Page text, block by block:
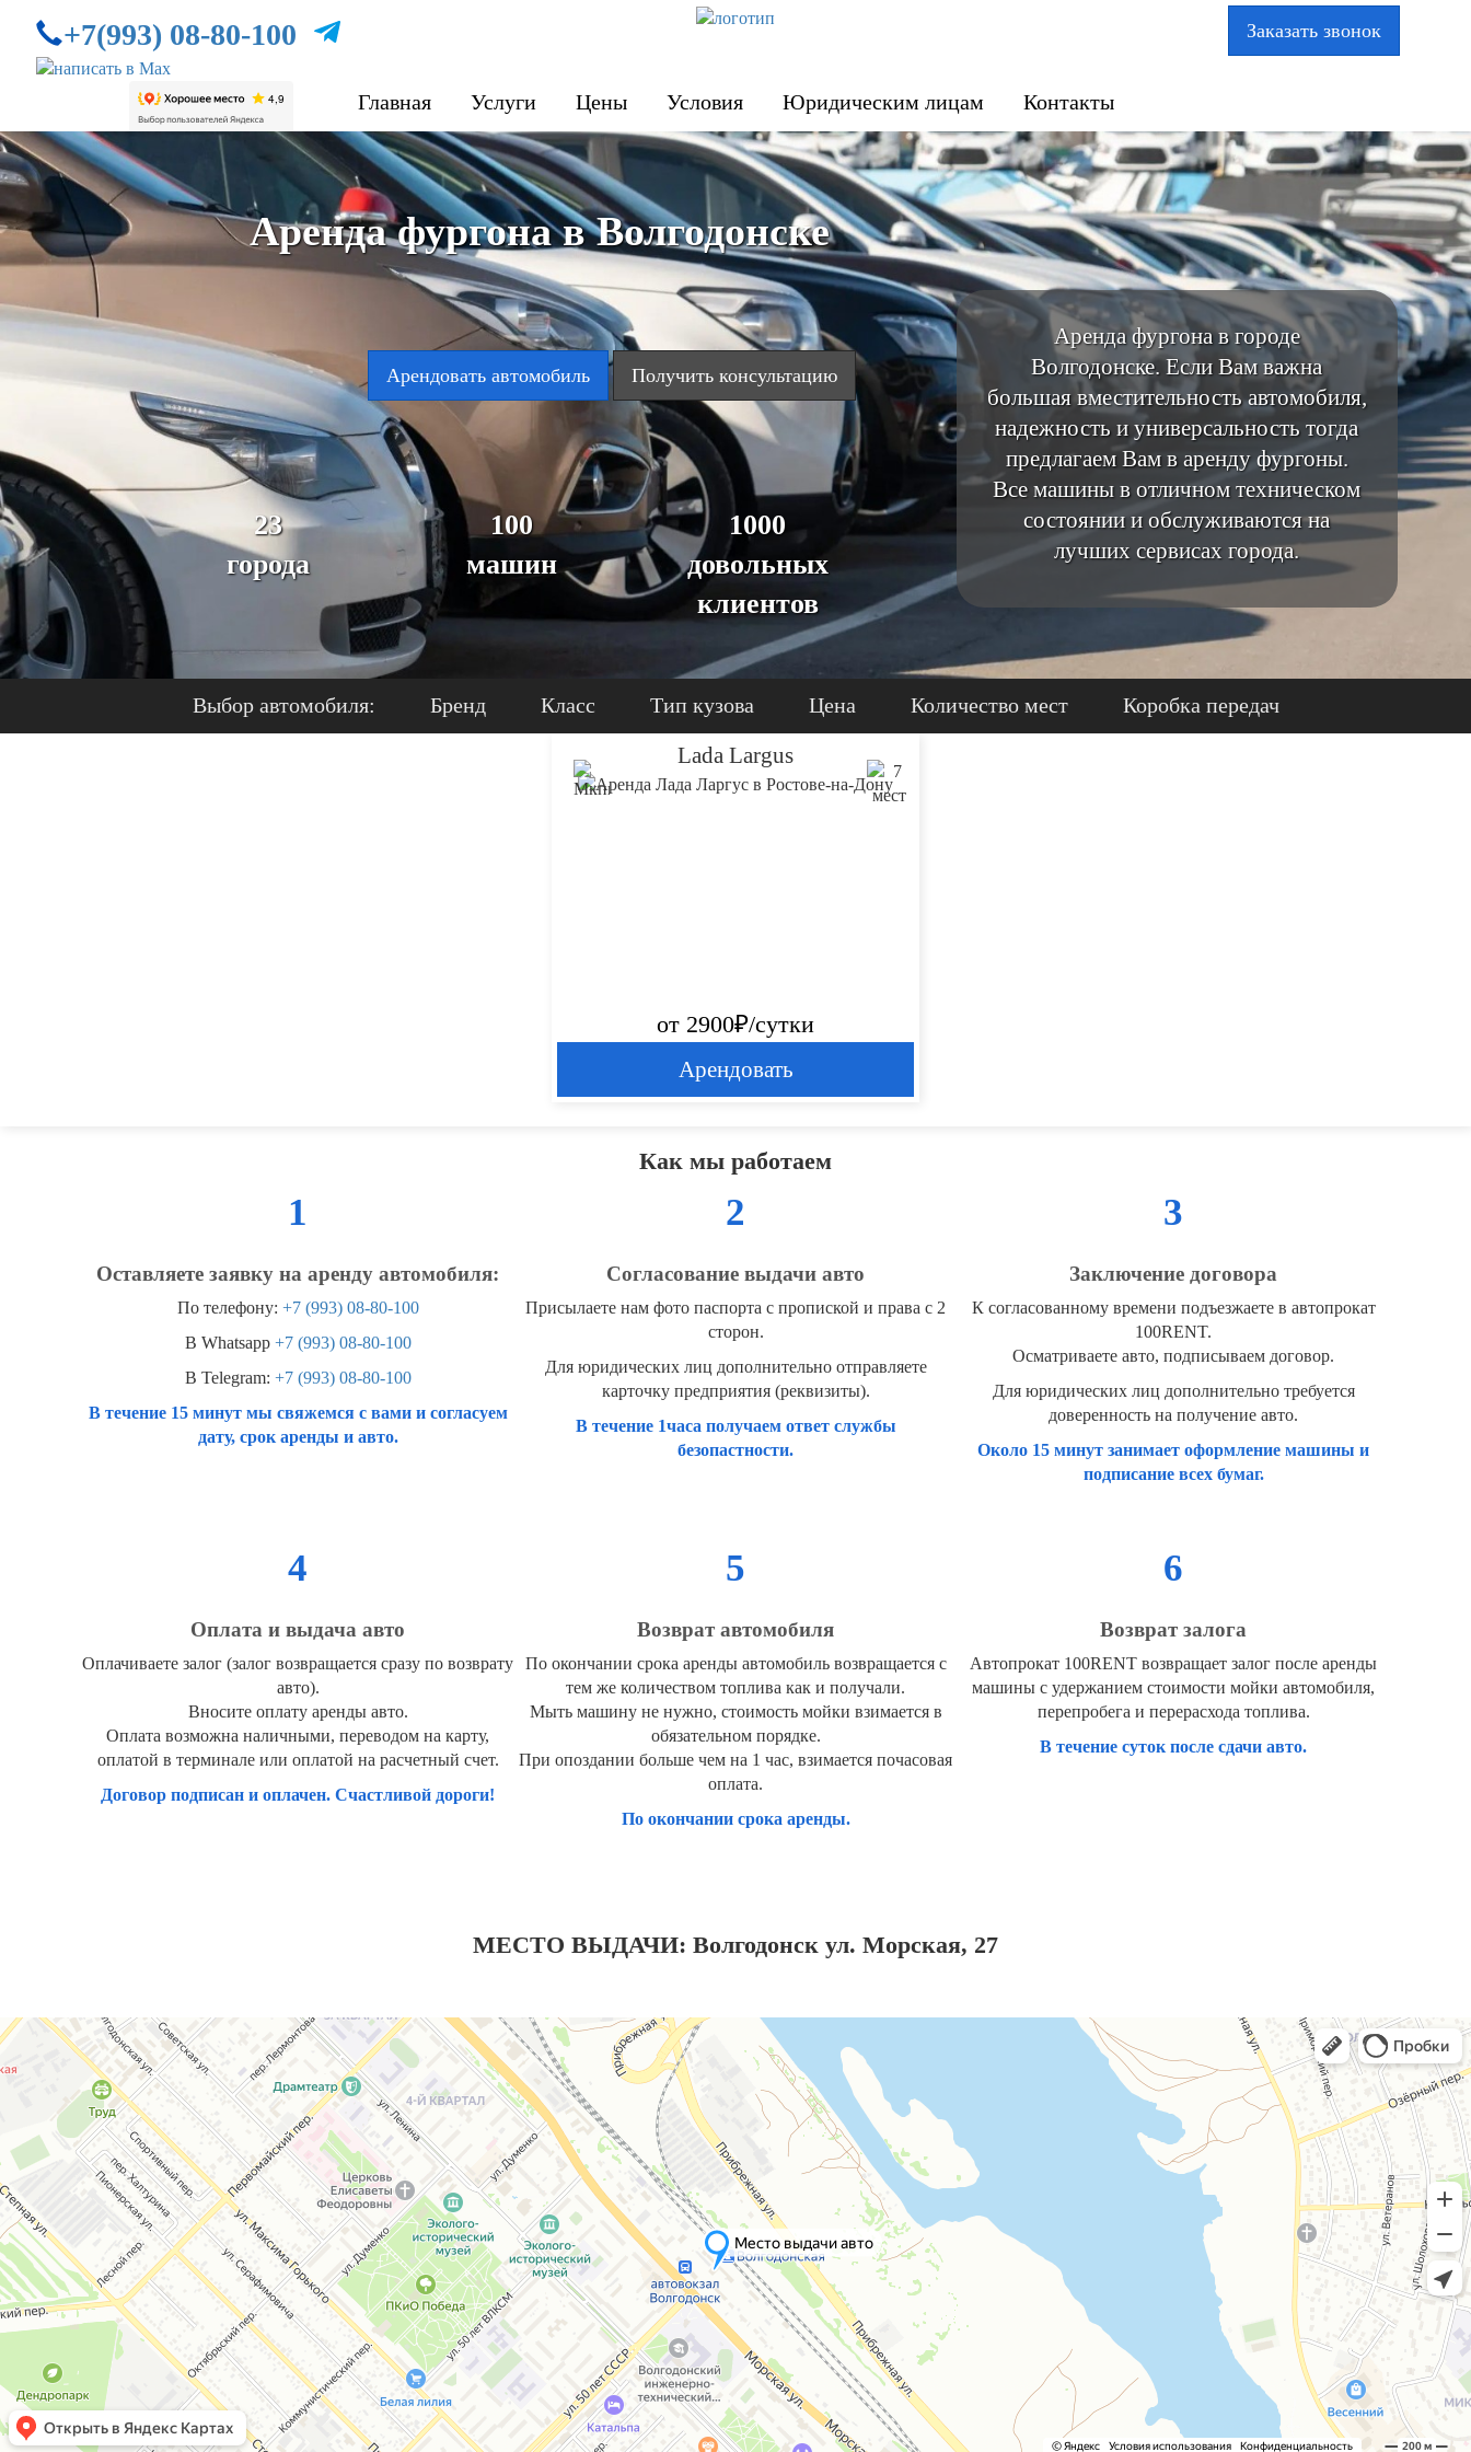
+7(993) 08-80-100 Заказать звонок
Главная Услуги Цены Условия Юридическим лицам Контакты
Аренда фургона в Волгодонске
Арендовать автомобиль Получить консультацию
23
города
100
машин
1000
довольных
клиентов
Аренда фургона в городе
Волгодонске. Если Вам важна
большая вместительность автомобиля,
надежность и универсальность тогда
предлагаем Вам в аренду фургоны.
Все машины в отличном техническом
состоянии и обслуживаются на
лучших сервисах города.
Выбор автомобиля: Бренд Класс Тип кузова Цена Количество мест Коробка передач
Lada Largus
от 2900₽/сутки
Арендовать
Как мы работаем
1
Оставляете заявку на аренду автомобиля:
По телефону: +7 (993) 08-80-100
В Whatsapp +7 (993) 08-80-100
В Telegram: +7 (993) 08-80-100
В течение 15 минут мы свяжемся с вами и согласуем
дату, срок аренды и авто.
2
Согласование выдачи авто
Присылаете нам фото паспорта с пропиской и права с 2
сторон.
Для юридических лиц дополнительно отправляете
карточку предприятия (реквизиты).
В течение 1часа получаем ответ службы
безопастности.
3
Заключение договора
К согласованному времени подъезжаете в автопрокат
100RENT.
Осматриваете авто, подписываем договор.
Для юридических лиц дополнительно требуется
доверенность на получение авто.
Около 15 минут занимает оформление машины и
подписание всех бумаг.
4
Оплата и выдача авто
Оплачиваете залог (залог возвращается сразу по возврату
авто).
Вносите оплату аренды авто.
Оплата возможна наличными, переводом на карту,
оплатой в терминале или оплатой на расчетный счет.
Договор подписан и оплачен. Счастливой дороги!
5
Возврат автомобиля
По окончании срока аренды автомобиль возвращается с
тем же количеством топлива как и получали.
Мыть машину не нужно, стоимость мойки взимается в
обязательном порядке.
При опоздании больше чем на 1 час, взимается почасовая
оплата.
По окончании срока аренды.
6
Возврат залога
Автопрокат 100RENT возвращает залог после аренды
машины с удержанием стоимости мойки автомобиля,
перепробега и перерасхода топлива.
В течение суток после сдачи авто.
МЕСТО ВЫДАЧИ: Волгодонск ул. Морская, 27